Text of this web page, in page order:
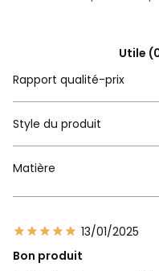
Utile
Rapport qualité-prix
Style du produit
Matière
13/01/2025
Bon produit